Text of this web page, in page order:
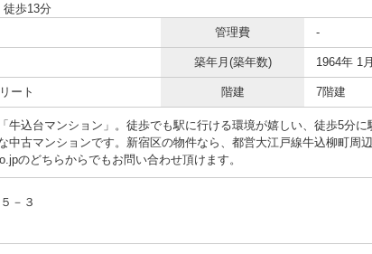
徒歩13分
管理費 -
築年月(築年数) 1964年 1
ート 階建 7階建
牛込台マンション」。徒歩でも駅に行ける環境が嬉しい、徒歩5分
中古マンションです。新宿区の物件なら、都営大江戸線牛込柳町周辺
のどちらからでもお問い合わせ頂けます。
－３